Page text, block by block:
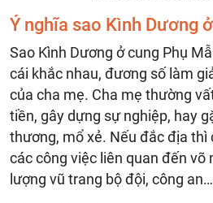
Ý nghĩa sao Kình Dương
Sao Kình Dương ở cung Phụ
cái khắc nhau, đương số làm
của cha mẹ. Cha mẹ thường
tiền, gây dựng sự nghiệp, hay
thương, mổ xẻ. Nếu đắc địa thì
các công việc liên quan đến võ
lượng vũ trang bộ đội, công an…